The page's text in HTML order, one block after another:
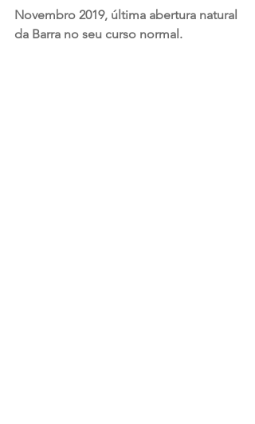
Novembro 2019, última abertura natural
da Barra no seu curso normal.